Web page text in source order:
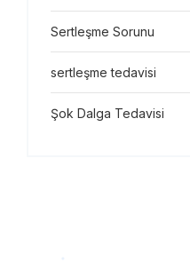
Sertleşme Sorunu
sertleşme tedavisi
Şok Dalga Tedavisi